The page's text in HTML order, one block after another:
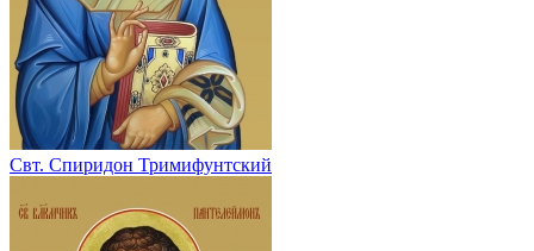
Свт. Спиридон Тримифунтский